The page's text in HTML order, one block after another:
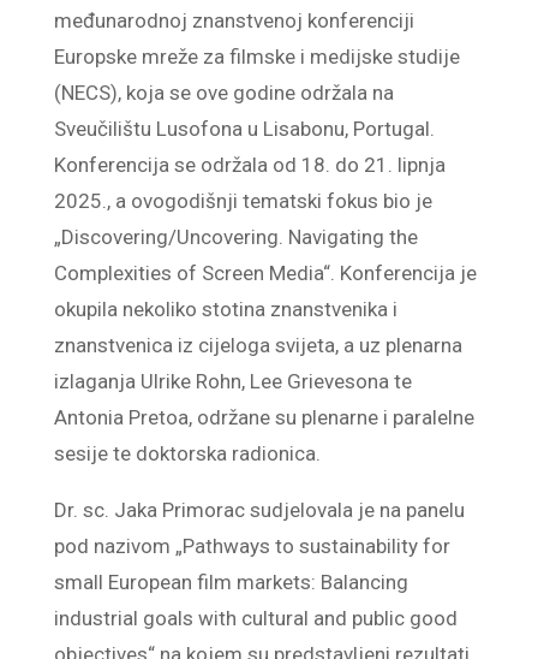
međunarodnoj znanstvenoj konferenciji
Europske mreže za filmske i medijske studije
(NECS), koja se ove godine održala na
Sveučilištu Lusofona u Lisabonu, Portugal.
Konferencija se održala od 18. do 21. lipnja
2025., a ovogodišnji tematski fokus bio je
„Discovering/Uncovering. Navigating the
Complexities of Screen Media“. Konferencija je
okupila nekoliko stotina znanstvenika i
znanstvenica iz cijeloga svijeta, a uz plenarna
izlaganja Ulrike Rohn, Lee Grievesona te
Antonia Pretoa, održane su plenarne i paralelne
sesije te doktorska radionica.
Dr. sc. Jaka Primorac sudjelovala je na panelu
pod nazivom „Pathways to sustainability for
small European film markets: Balancing
industrial goals with cultural and public good